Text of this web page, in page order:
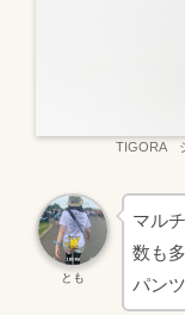
TIGORA
とも
マル
数も
パン